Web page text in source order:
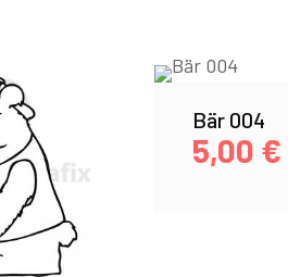
Bär 004
5,00 €